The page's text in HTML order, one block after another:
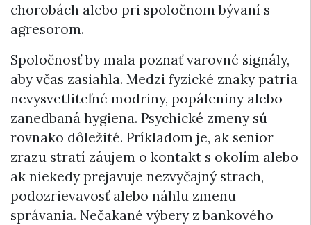
chorobách alebo pri spoločnom bývaní s
agresorom.
Spoločnosť by mala poznať varovné signály,
aby včas zasiahla. Medzi fyzické znaky patria
nevysvetliteľné modriny, popáleniny alebo
zanedbaná hygiena. Psychické zmeny sú
rovnako dôležité. Príkladom je, ak senior
zrazu stratí záujem o kontakt s okolím alebo
ak niekedy prejavuje nezvyčajný strach,
podozrievavosť alebo náhlu zmenu
správania. Nečakané výbery z bankového